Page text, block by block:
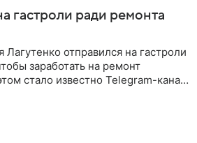
гастроли ради ремонта
отправился на гастроли
заработать на ремонт
стало известно Telegram-каналу